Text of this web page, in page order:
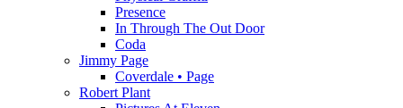
Presence
In Through The Out Door
Coda
Jimmy Page
Coverdale • Page
Robert Plant